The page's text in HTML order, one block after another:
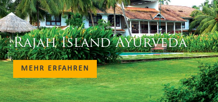
Rajah Island Ayurveda
MEHR ERFAHREN